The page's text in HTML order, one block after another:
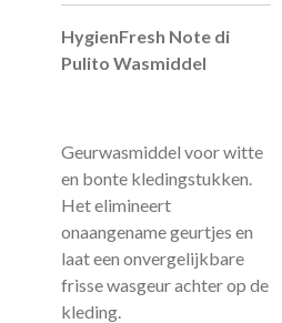
HygienFresh Note di
Pulito Wasmiddel
Geurwasmiddel voor witte
en bonte kledingstukken.
Het elimineert
onaangename geurtjes en
laat een onvergelijkbare
frisse wasgeur achter op de
kleding.